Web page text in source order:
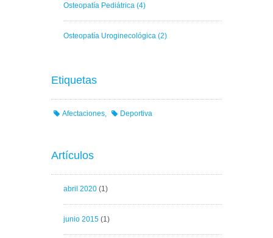
Osteopatía Pediátrica (4)
Osteopatía Uroginecológica (2)
Etiquetas
Afectaciones Deportiva
Artículos
abril 2020 (1)
junio 2015 (1)